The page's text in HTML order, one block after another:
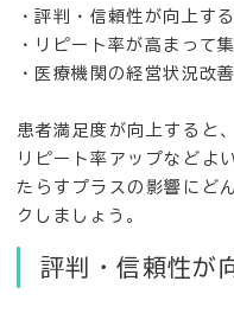
・評判・信頼性が向上する
・リピート率が高まって
・医療機関の経営状況改
患者満足度が向上すると
リピート率アップなどよ
たらすプラスの影響にど
クしましょう。
評判・信頼性が